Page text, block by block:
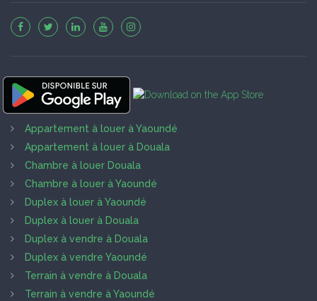
Appartement à louer à Yaoundé
Appartement à louer à Douala
Chambre à louer Douala
Chambre à louer à Yaoundé
Duplex à louer à Yaoundé
Duplex à louer à Douala
Duplex à vendre à Douala
Duplex à vendre Yaoundé
Terrain à vendre à Douala
Terrain à vendre à Yaoundé